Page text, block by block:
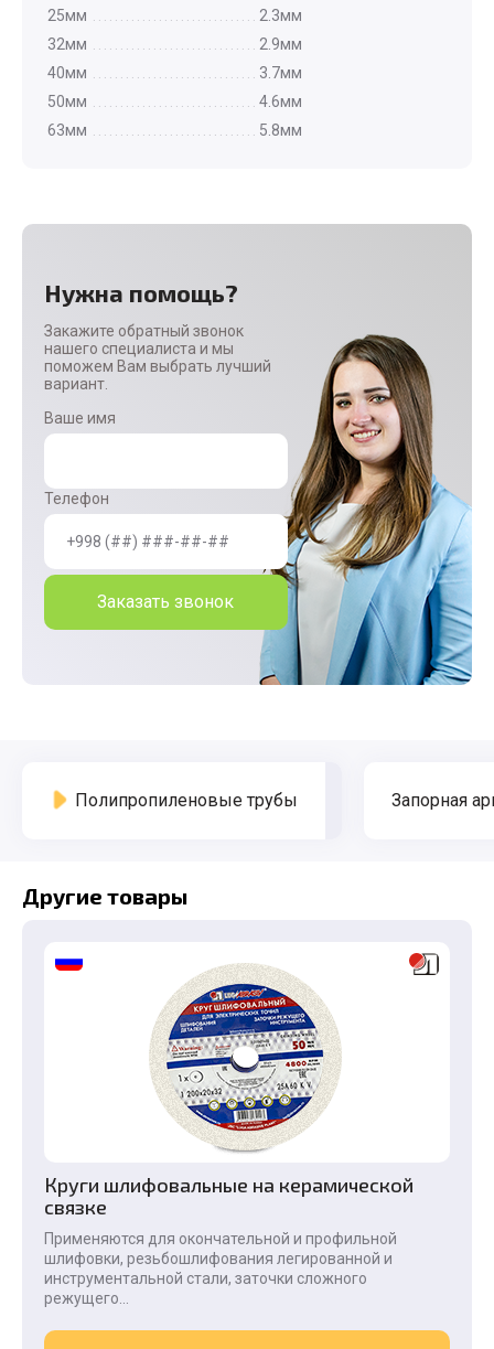
25мм
2.3мм
32мм
2.9мм
40мм
3.7мм
50мм
4.6мм
63мм
5.8мм
Нужна помощь?
Закажите обратный звонок
нашего специалиста и мы
поможем Вам выбрать лучший
вариант.
Ваше имя
Телефон
Заказать звонок
Запорная
Полипропиленовые трубы
Другие товары
Круги шлифовальные на керамической
связке
Применяются для окончательной и профильной
шлифовки, резьбошлифования легированной и
инструментальной стали, заточки сложного
режущего...